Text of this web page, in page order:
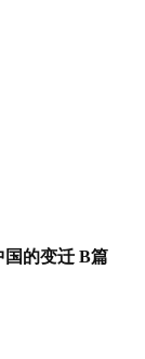
国的变迁 B篇